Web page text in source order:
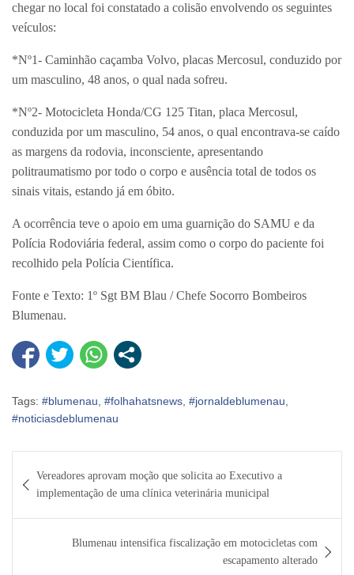
chegar no local foi constatado a colisão envolvendo os seguintes
veículos:
*Nº1- Caminhão caçamba Volvo, placas Mercosul, conduzido por
um masculino, 48 anos, o qual nada sofreu.
*Nº2- Motocicleta Honda/CG 125 Titan, placa Mercosul,
conduzida por um masculino, 54 anos, o qual encontrava-se caído
as margens da rodovia, inconsciente, apresentando
politraumatismo por todo o corpo e ausência total de todos os
sinais vitais, estando já em óbito.
A ocorrência teve o apoio em uma guarnição do SAMU e da
Polícia Rodoviária federal, assim como o corpo do paciente foi
recolhido pela Polícia Científica.
Fonte e Texto: 1º Sgt BM Blau / Chefe Socorro Bombeiros
Blumenau.
Tags: #blumenau, #folhahatsnews, #jornaldeblumenau,
#noticiasdeblumenau
de
Post
Vereadores aprovam moção que solicita ao Executivo a
implementação de uma clínica veterinária municipal
Blumenau intensifica fiscalização em motocicletas com
escapamento alterado